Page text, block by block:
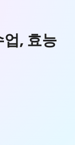
, 효능